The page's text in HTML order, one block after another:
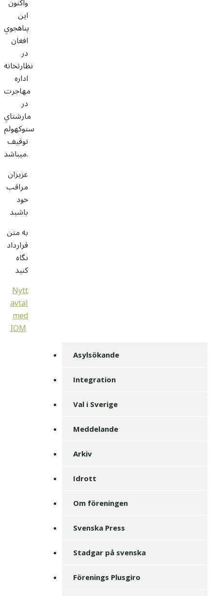
اين
پناهجوي
افغان
در
نظارتخانه
اداره
مهاجرت
در
مارشتاي
ستوکهولم
توقيف
ميباشد.
عزيزان
مراقب
خود
باشيد
به متن
قرارداد
نگاه
کنيد
Nytt
avtal
med
IOM
Asylsökande
Integration
Val i Sverige
Meddelande
Arkiv
Idrott
Om föreningen
Svenska Press
Stadgar på svenska
Förenings Plusgiro